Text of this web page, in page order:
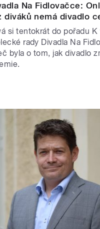
Na Fidlovačce:
diváků nemá divadlo
si tentokrát do pořadu K
rady Divadla Na
byla o tom, jak divadlo